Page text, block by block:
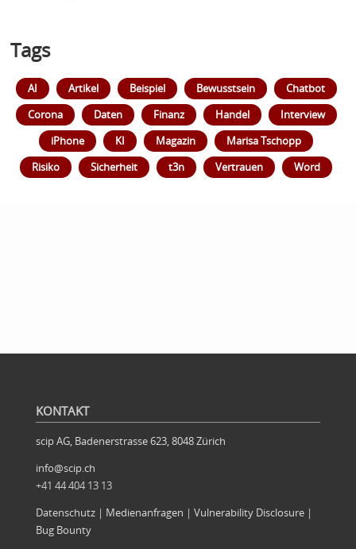
Tags
AI Artikel Beispiel Bewusstsein
Chatbot
Corona
Daten Finanz Handel
Interview
iPhone
KI Magazin
Marisa Tschopp
Risiko
Sicherheit t3n Vertrauen Word
KONTAKT
scip AG, Badenerstrasse 623, 8048 Zürich
info@scip.ch
+41 44 404 13 13
Datenschutz| Medienanfragen | Vulnerability Disclosure|
Bug Bounty